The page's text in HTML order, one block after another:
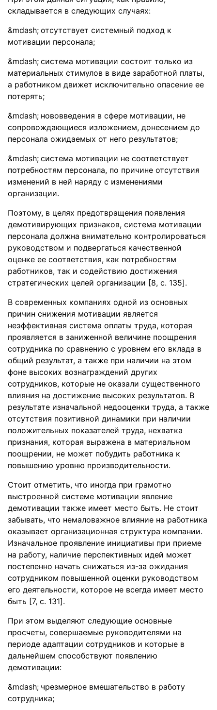
складывается в следующих случаях:
отсутствует системный подход к
мотивации персонала;
система мотивации состоит только из
материальных стимулов в виде заработной платы,
а работником движет исключительно опасение ее
потерять;
нововведения в сфере мотивации, не
сопровождающиеся изложением, донесением до
персонала ожидаемых от него результатов;
система мотивации не соответствует
потребностям персонала, по причине отсутствия
изменений в ней наряду с изменениями
организации.
Поэтому, в целях предотвращения появления
демотивирующих признаков, система мотивации
персонала должна внимательно контролироваться
руководством и подвергаться качественной
оценке ее соответствия, как потребностям
работников, так и содействию достижения
стратегических целей организации [8, c. 135].
В современных компаниях одной из основных
причин снижения мотивации является
неэффективная система оплаты труда, которая
проявляется в заниженной величине поощрения
сотрудника по сравнению с уровнем его вклада в
общий результат, а также при наличии на этом
фоне высоких вознаграждений других
сотрудников, которые не оказали существенного
влияния на достижение высоких результатов. В
результате изначальной недооценки труда, а также
отсутствия позитивной динамики при наличии
положительных показателей труда, нехватка
признания, которая выражена в материальном
поощрении, не может побудить работника к
повышению уровню производительности.
Стоит отметить, что иногда при грамотно
выстроенной системе мотивации явление
демотивации также имеет место быть. Не стоит
забывать, что немаловажное влияние на работника
оказывает организационная структура компании.
Изначальное проявление инициативы при приеме
на работу, наличие перспективных идей может
постепенно начать снижаться из-за ожидания
сотрудником повышенной оценки руководством
его деятельности, которое не всегда имеет место
быть [7, c. 131].
При этом выделяют следующие основные
просчеты, совершаемые руководителями на
периоде адаптации сотрудников и которые в
дальнейшем способствуют появлению
демотивации:
чрезмерное вмешательство в работу
сотрудника;